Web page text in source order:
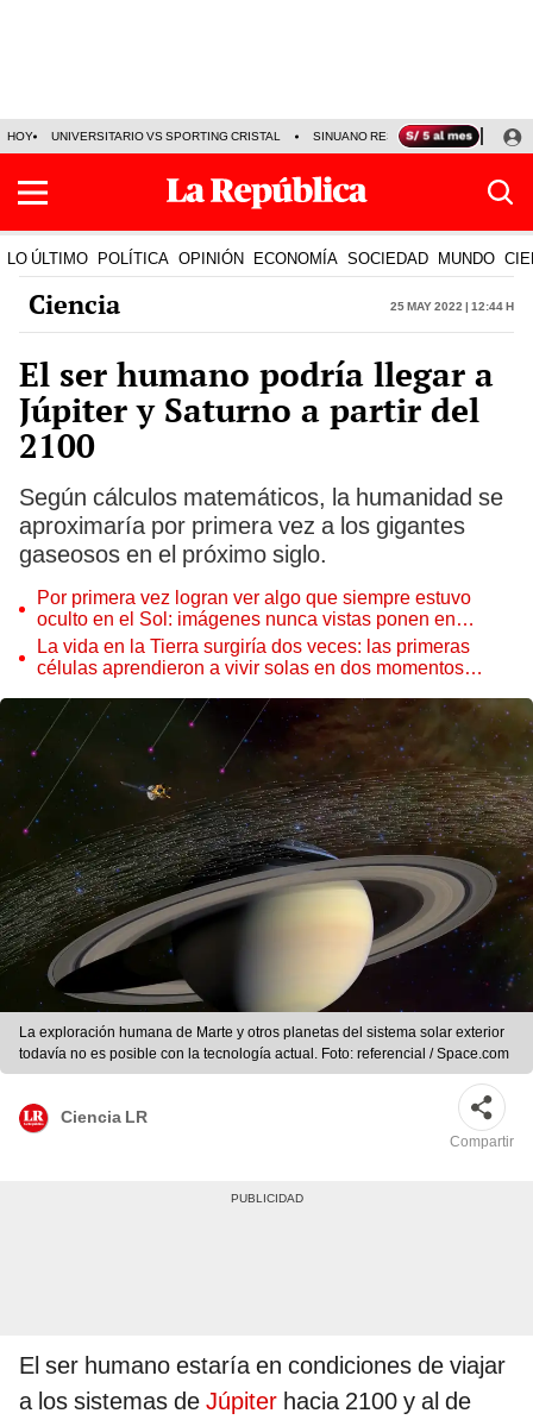
HOY UNIVERSITARIO VS SPORTING CRISTAL SINUANO RESULTADOS HOY
LO ÚLTIMO POLÍTICA OPINIÓN ECONOMÍA SOCIEDAD MUNDO
Ciencia 25 May 2022 | 12:44 h
El ser humano podría llegar a
Júpiter y Saturno a partir del
2100
Según cálculos matemáticos, la humanidad se
aproximaría por primera vez a los gigantes
gaseosos en el próximo siglo.
Por primera vez logran ver algo que siempre estuvo
oculto en el Sol: imágenes nunca vistas ponen en
aprietos a científicos
La vida en la Tierra surgiría dos veces: las primeras
células aprendieron a vivir solas en dos momentos
La exploración humana de Marte y otros planetas del sistema solar exterior
todavía no es posible con la tecnología actual. Foto: referencial / Space.com
Ciencia LR
Compartir
El ser humano estaría en condiciones de viajar
a los sistemas de Júpiter hacia 2100 y al de